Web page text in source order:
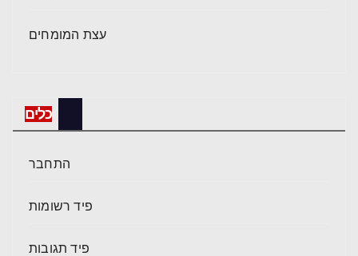
עצת המומחים
כלים
התחבר
פיד רשומות
פיד תגובות